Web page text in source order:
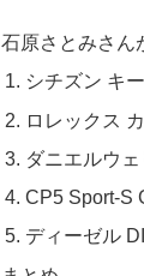
石原さとみさん
シチズン キ
ロレックス
ダニエルウ
CP5 Sport-S
ディーゼル